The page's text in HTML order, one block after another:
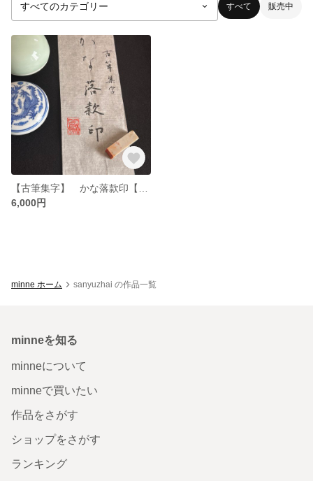
すべて 販売中
6,000円
minne ホーム sanyuzhai の作品一覧
minneを知る
minneについて
minneで買いたい
作品をさがす
ショップをさがす
ランキング